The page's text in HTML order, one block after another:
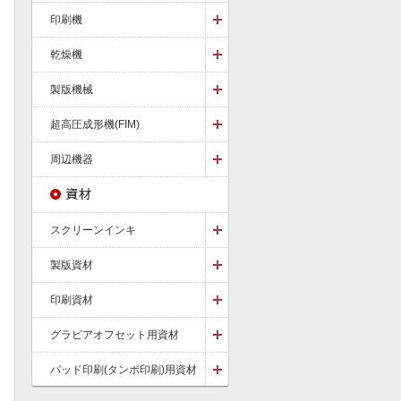
印刷機
乾燥機
製版機械
超高圧成形機(FIM)
周辺機器
スクリーンインキ
製版資材
印刷資材
グラビアオフセット用資材
パッド印刷(タンポ印刷)用資材